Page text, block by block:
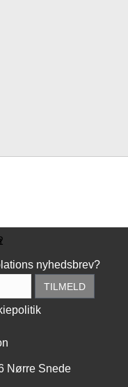
tube
nyhedsbrev?
Nørre Snede